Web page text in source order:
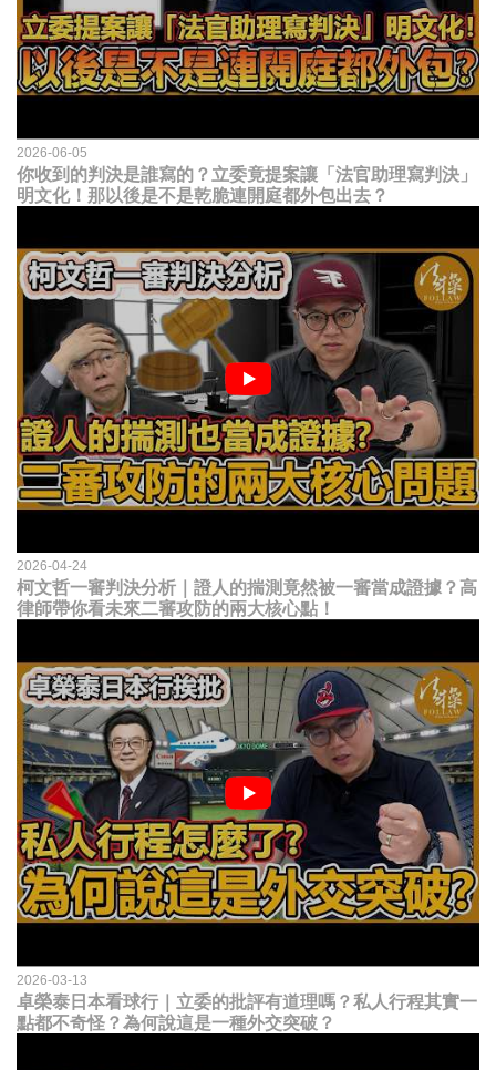
2026-06-05
你收到的判決是誰寫的？立委竟提案讓「法官助理寫判決」
明文化！那以後是不是乾脆連開庭都外包出去？
2026-04-24
柯文哲一審判決分析｜證人的揣測竟然被一審當成證據？高
律師帶你看未來二審攻防的兩大核心點！
2026-03-13
卓榮泰日本看球行｜立委的批評有道理嗎？私人行程其實一
點都不奇怪？為何說這是一種外交突破？